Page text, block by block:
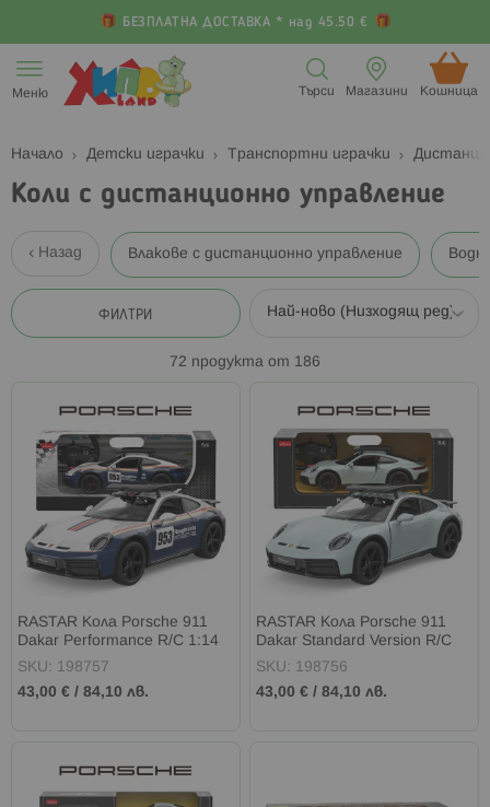
БЕЗПЛАТНА ДОСТАВКА * над 45.50 €
към
съдържанието
Меню Кошница (
Магазини
Търси
Начало Детски играчки Транспортни играчки
Коли с дистанционно управление
Назад Влакове с дистанционно управление
ФИЛТРИ
72 продукта от 186
RASTAR Кола Porsche 911
Dakar Performance R/C 1:14
SKU: 198757
43,00 € / 84,10 лв.
RASTAR Кола Porsche 911
Dakar Standard Version R/C
1:14
SKU: 198756
43,00 € /84,10 лв.